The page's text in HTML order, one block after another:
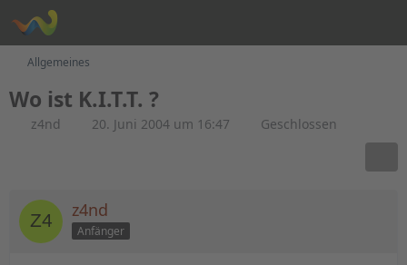
Allgemeines
Wo ist K.I.T.T. ?
z4nd 20. Juni 2004 um 16:47 Geschlossen
z4nd
Anfänger